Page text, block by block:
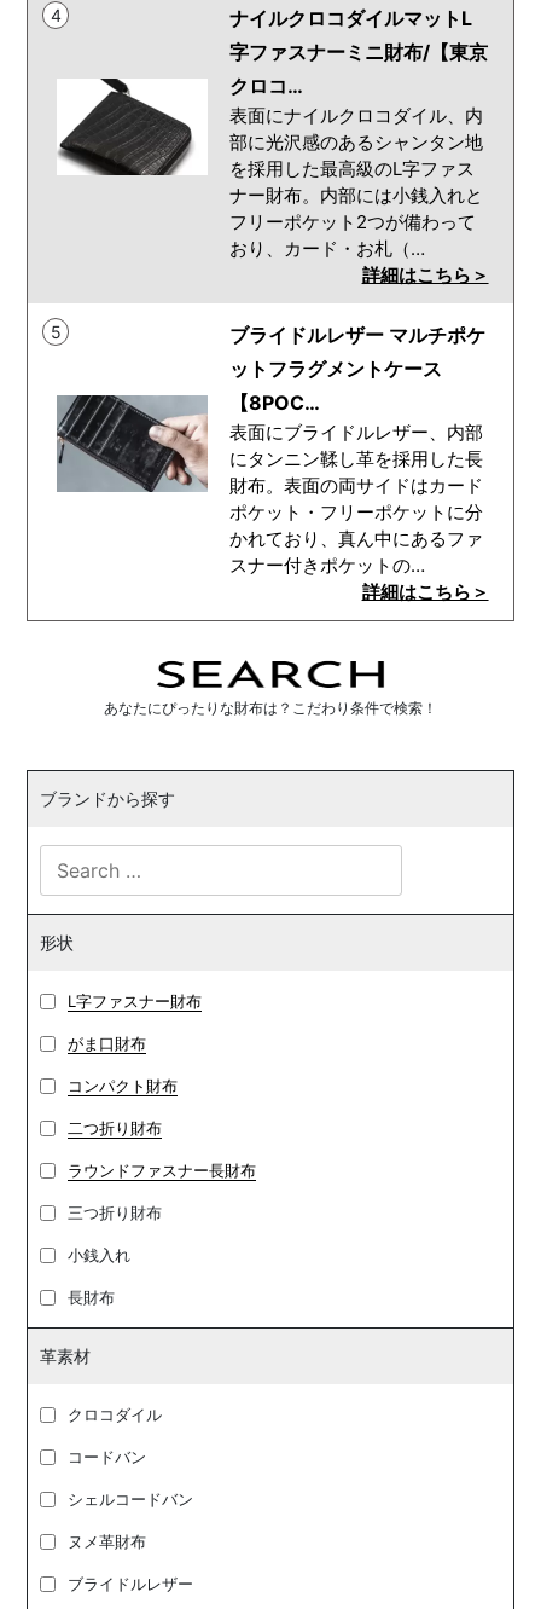
4
ナイルクロコダイルマットL
字ファスナーミニ財布/【東京
クロコ…
表面にナイルクロコダイル、内
部に光沢感のあるシャンタン地
を採用した最高級のL字ファス
ナー財布。内部には小銭入れと
フリーポケット2つが備わって
おり、カード・お札（…
詳細はこちら＞
5
ブライドルレザー マルチポケ
ットフラグメントケース
【8POC…
表面にブライドルレザー、内部
にタンニン鞣し革を採用した長
財布。表面の両サイドはカード
ポケット・フリーポケットに分
かれており、真ん中にあるファ
スナー付きポケットの…
詳細はこちら＞
あなたにぴったりな財布は？こだわり条件で検索！
ブランドから探す
形状
L字ファスナー財布
がま口財布
コンパクト財布
二つ折り財布
ラウンドファスナー長財布
三つ折り財布
小銭入れ
長財布
革素材
クロコダイル
コードバン
シェルコードバン
ヌメ革財布
ブライドルレザー